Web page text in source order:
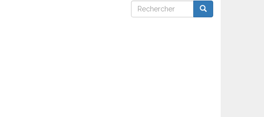
Rechercher
Rechercher Rechercher